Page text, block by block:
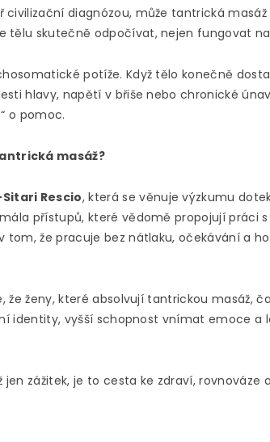
diagnózou, může tantrická
tělu skutečně odpočívat, nejen fungovat
potíže. Když tělo konečně
hlavy, napětí v břiše nebo chronické
o pomoc.
masáž?
Rescio, která se věnuje výzkumu
přístupů, které vědomě propojují práci
tom, že pracuje bez nátlaku, očekávání a
že ženy, které absolvují tantrickou masáž,
identity, vyšší schopnost vnímat emoce a
zážitek, je to cesta ke zdraví, rovnováze